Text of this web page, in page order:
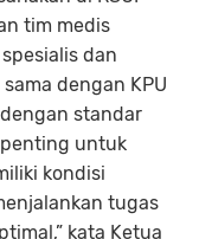
tim medis
dan
dengan KPU
standar
untuk
kondisi
tugas
kata Ketua